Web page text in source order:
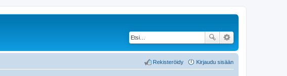
Kirjaudu sisään
Rekisteröidy